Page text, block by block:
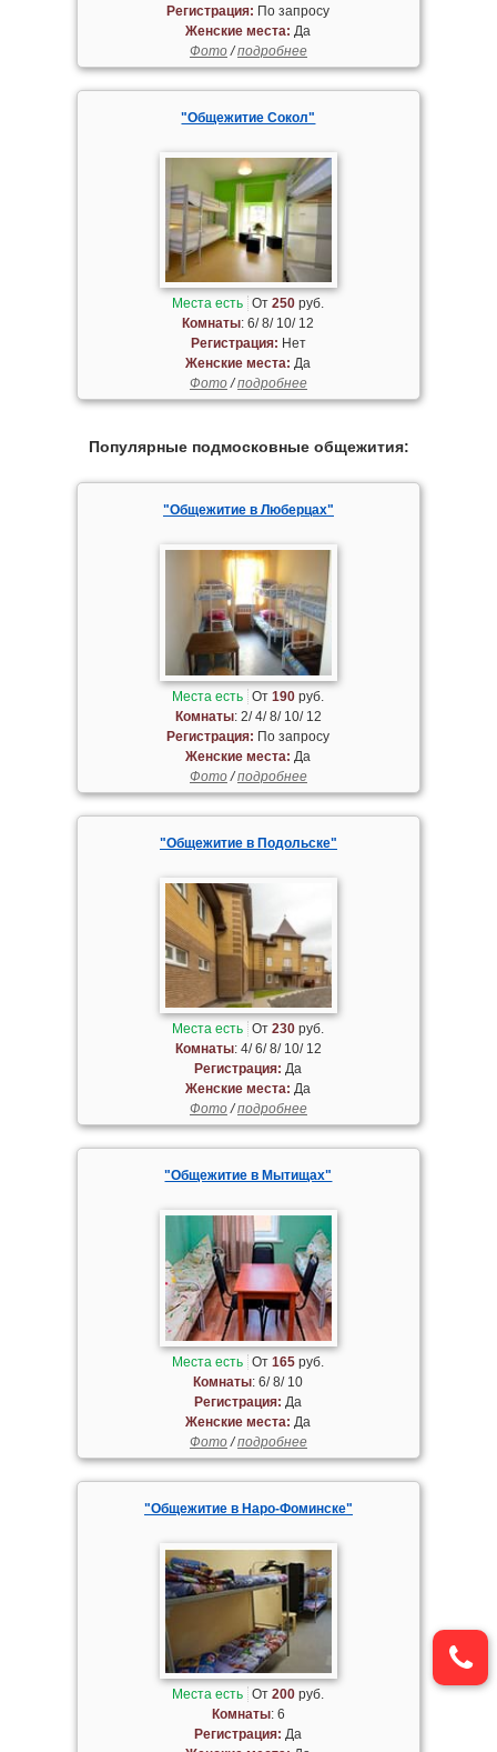
Регистрация: По запросу
Женские места: Да
Фото/подробнее
"Общежитие Сокол"
Места есть От250 руб.
Комнаты: 6/ 8/ 10/ 12
Регистрация: Нет
Женские места: Да
Фото/подробнее
Популярные подмосковные общежития:
"Общежитие в Люберцах"
Места есть От190 руб.
Комнаты: 2/ 4/ 8/ 10/ 12
Регистрация: По запросу
Женские места: Да
Фото/подробнее
"Общежитие в Подольске"
Места есть От230 руб.
Комнаты: 4/ 6/ 8/ 10/ 12
Регистрация: Да
Женские места: Да
Фото/подробнее
"Общежитие в Мытищах"
Места есть От165 руб.
Комнаты: 6/ 8/ 10
Регистрация: Да
Женские места: Да
Фото/подробнее
"Общежитие в Наро-Фоминске"
Места есть От200 руб.
Комнаты: 6
Регистрация: Да